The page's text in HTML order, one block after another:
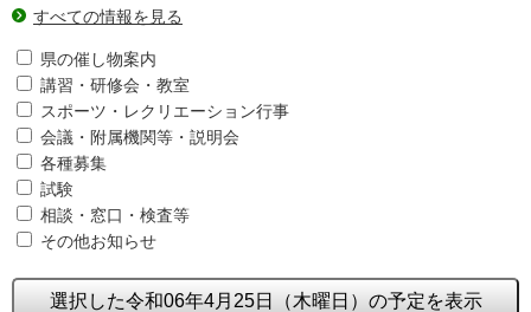
すべての情報を見る
県の催し物案内
講習・研修会・教室
スポーツ・レクリエーション行事
会議・附属機関等・説明会
各種募集
試験
相談・窓口・検査等
その他お知らせ
選択した令和06年4月25日（木曜日）の予定を表示